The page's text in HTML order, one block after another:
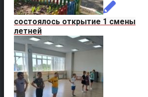
состоялось открытие 1 смены
летней